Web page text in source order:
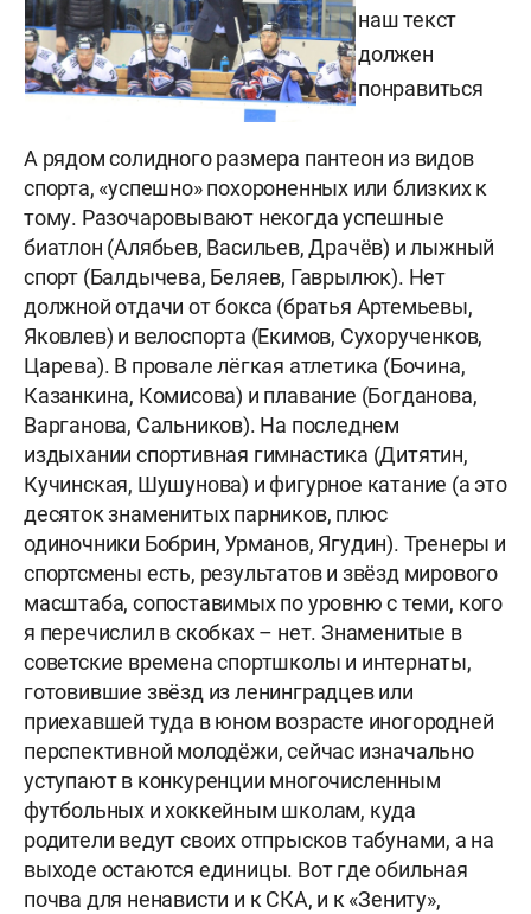
наш текст
должен
понравиться
А рядом солидного размера пантеон из видов
спорта, «успешно» похороненных или близких к
тому. Разочаровывают некогда успешные
биатлон (Алябьев, Васильев, Драчёв) и лыжный
спорт (Балдычева, Беляев, Гаврылюк). Нет
должной отдачи от бокса (братья Артемьевы,
Яковлев) и велоспорта (Екимов, Сухорученков,
Царева). В провале лёгкая атлетика (Бочина,
Казанкина, Комисова) и плавание (Богданова,
Варганова, Сальников). На последнем
издыхании спортивная гимнастика (Дитятин,
Кучинская, Шушунова) и фигурное катание (а это
десяток знаменитых парников, плюс
одиночники Бобрин, Урманов, Ягудин). Тренеры и
спортсмены есть, результатов и звёзд мирового
масштаба, сопоставимых по уровню с теми, кого
я перечислил в скобках – нет. Знаменитые в
советские времена спортшколы и интернаты,
готовившие звёзд из ленинградцев или
приехавшей туда в юном возрасте иногородней
перспективной молодёжи, сейчас изначально
уступают в конкуренции многочисленным
футбольных и хоккейным школам, куда
родители ведут своих отпрысков табунами, а на
выходе остаются единицы. Вот где обильная
почва для ненависти и к СКА, и к «Зениту»,